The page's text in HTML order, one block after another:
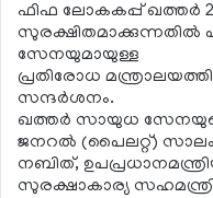
ഫിഫ ലോകകപ്പ് ഖത്തര്‍
സുരക്ഷിതമാക്കുന്നതില്‍
സേനയുമായുള്ള
പ്രതിരോധ
സന്ദര്‍ശനം.
ഖത്തര്‍ സായുധ
ജനറല്‍ (പൈലറ്റ്)
നബിത്,
സുരക്ഷാകാര്യ